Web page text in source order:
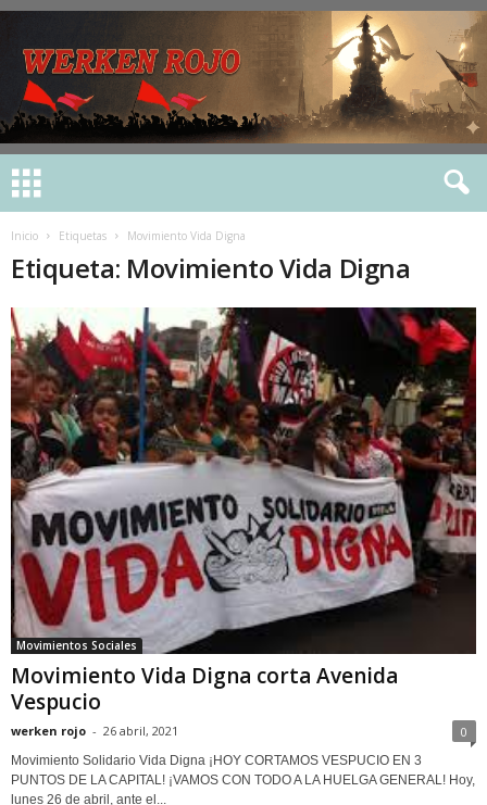
Inicio Etiquetas Movimiento Vida Digna
Etiqueta: Movimiento Vida Digna
Movimientos Sociales
Movimiento Vida Digna corta Avenida
Vespucio
werken rojo - 26 abril, 2021 0
Movimiento Solidario Vida Digna ¡HOY CORTAMOS VESPUCIO EN 3
PUNTOS DE LA CAPITAL! ¡VAMOS CON TODO A LA HUELGA GENERAL! Hoy,
lunes 26 de abril, ante el...